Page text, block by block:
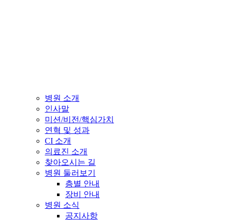
병원 소개
인사말
미션/비전/핵심가치
연혁 및 성과
CI 소개
의료진 소개
찾아오시는 길
병원 둘러보기
층별 안내
장비 안내
병원 소식
공지사항